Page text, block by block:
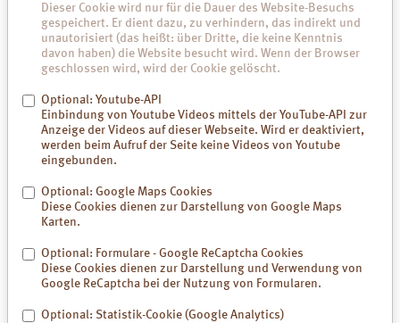
Inhalt: 380 g
Luvos® Heilerde mikrofein Durchfall Pulver
Pulver zur Einnahme
Durchfall.
Dieser Cookie wird nur für die Dauer des Website-Besuchs
gespeichert. Er dient dazu, zu verhindern, das indirekt und
unautorisiert (das heißt: über Dritte, die keine Kenntnis
davon haben) die Website besucht wird. Wenn der Browser
geschlossen wird, wird der Cookie gelöscht.
Optional: Youtube-API
Einbindung von Youtube Videos mittels der YouTube-API zur
Anzeige der Videos auf dieser Webseite. Wird er deaktiviert,
werden beim Aufruf der Seite keine Videos von Youtube
eingebunden.
Optional: Google Maps Cookies
Diese Cookies dienen zur Darstellung von Google Maps
Karten.
Optional: Formulare - Google ReCaptcha Cookies
Diese Cookies dienen zur Darstellung und Verwendung von
Google ReCaptcha bei der Nutzung von Formularen.
Optional: Statistik-Cookie (Google Analytics)